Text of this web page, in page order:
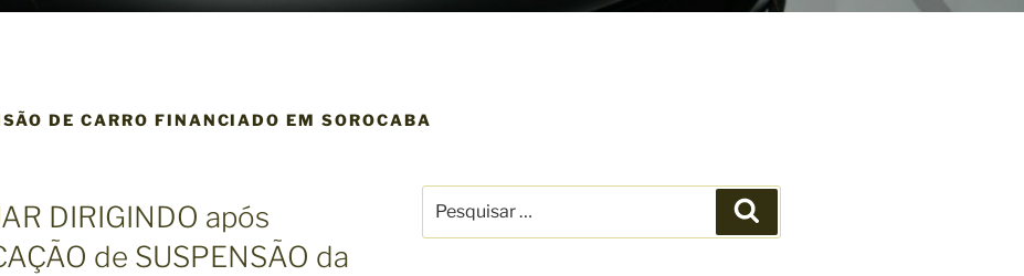
DE CARRO FINANCIADO EM SOROCABA
DIRIGINDO após
de SUSPENSÃO da
s
e